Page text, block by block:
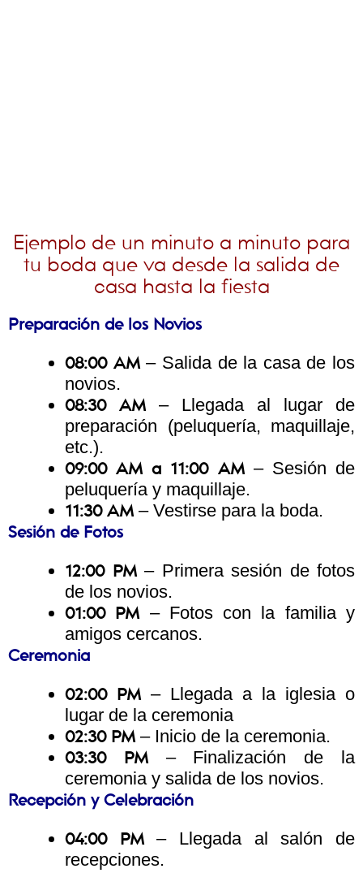
Ejemplo de un minuto a minuto para
tu boda que va desde la salida de
casa hasta la fiesta
Preparación de los Novios
08:00 AM– Salida de la casa de los
novios.
08:30 AM – Llegada al lugar de
preparación (peluquería, maquillaje,
etc.).
09:00 AM a 11:00 AM– Sesión de
peluquería y maquillaje.
11:30 AM – Vestirse para la boda.
Sesión de Fotos
12:00 PM– Primera sesión de fotos
de los novios.
01:00 PM – Fotos con la familia y
amigos cercanos.
Ceremonia
02:00 PM – Llegada a la iglesia o
lugar de la ceremonia
02:30 PM – Inicio de la ceremonia.
03:30 PM– Finalización de la
ceremonia y salida de los novios.
Recepción y Celebración
04:00 PM– Llegada al salón de
recepciones.